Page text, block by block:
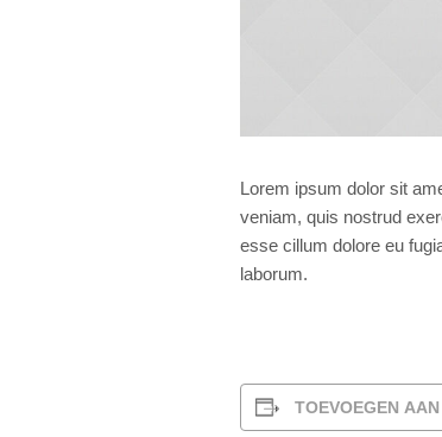
Lorem ipsum dolor sit
veniam, quis nostrud
esse cillum dolore eu
laborum.
TOEVOEGEN